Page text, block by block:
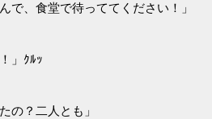
で、食堂で待っててください！」
」ｸﾙｯ
？二人とも」